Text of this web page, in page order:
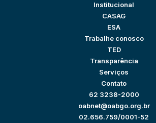
Institucional
CASAG
ESA
Trabalhe conosco
TED
Transparência
Serviços
Contato
62 3238-2000
oabnet@oabgo.org.br
02.656.759/0001-52